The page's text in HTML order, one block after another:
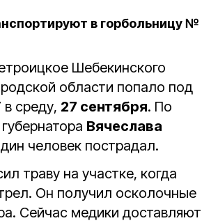
в горбольницу №
Шебекинского
области попало под
среду, 27 сентября. По
Вячеслава
человек пострадал.
траву на участке, когда
Он получил осколочные
Сейчас медики доставляют